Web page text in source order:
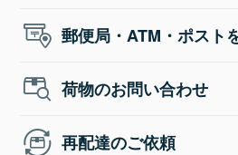
郵便局・ATM・ポスト
荷物のお問い合わせ
再配達のご依頼